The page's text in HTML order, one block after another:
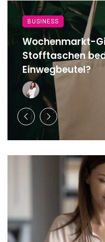
BUSINESS
Wochenmarkt-
Stofftaschen
Einwegbeutel?